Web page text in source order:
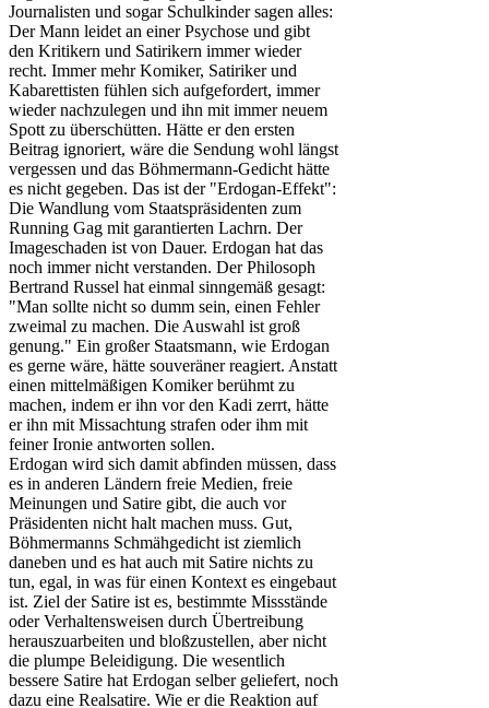
Journalisten und sogar Schulkinder sagen alles:
Der Mann leidet an einer Psychose und gibt
den Kritikern und Satirikern immer wieder
recht. Immer mehr Komiker, Satiriker und
Kabarettisten fühlen sich aufgefordert, immer
wieder nachzulegen und ihn mit immer neuem
Spott zu überschütten. Hätte er den ersten
Beitrag ignoriert, wäre die Sendung wohl längst
vergessen und das Böhmermann-Gedicht hätte
es nicht gegeben. Das ist der "Erdogan-Effekt":
Die Wandlung vom Staatspräsidenten zum
Running Gag mit garantierten Lachrn. Der
Imageschaden ist von Dauer. Erdogan hat das
noch immer nicht verstanden. Der Philosoph
Bertrand Russel hat einmal sinngemäß gesagt:
"Man sollte nicht so dumm sein, einen Fehler
zweimal zu machen. Die Auswahl ist groß
genung." Ein großer Staatsmann, wie Erdogan
es gerne wäre, hätte souveräner reagiert. Anstatt
einen mittelmäßigen Komiker berühmt zu
machen, indem er ihn vor den Kadi zerrt, hätte
er ihn mit Missachtung strafen oder ihm mit
feiner Ironie antworten sollen.
Erdogan wird sich damit abfinden müssen, dass
es in anderen Ländern freie Medien, freie
Meinungen und Satire gibt, die auch vor
Präsidenten nicht halt machen muss. Gut,
Böhmermanns Schmähgedicht ist ziemlich
daneben und es hat auch mit Satire nichts zu
tun, egal, in was für einen Kontext es eingebaut
ist. Ziel der Satire ist es, bestimmte Missstände
oder Verhaltensweisen durch Übertreibung
herauszuarbeiten und bloßzustellen, aber nicht
die plumpe Beleidigung. Die wesentlich
bessere Satire hat Erdogan selber geliefert, noch
dazu eine Realsatire. Wie er die Reaktion auf